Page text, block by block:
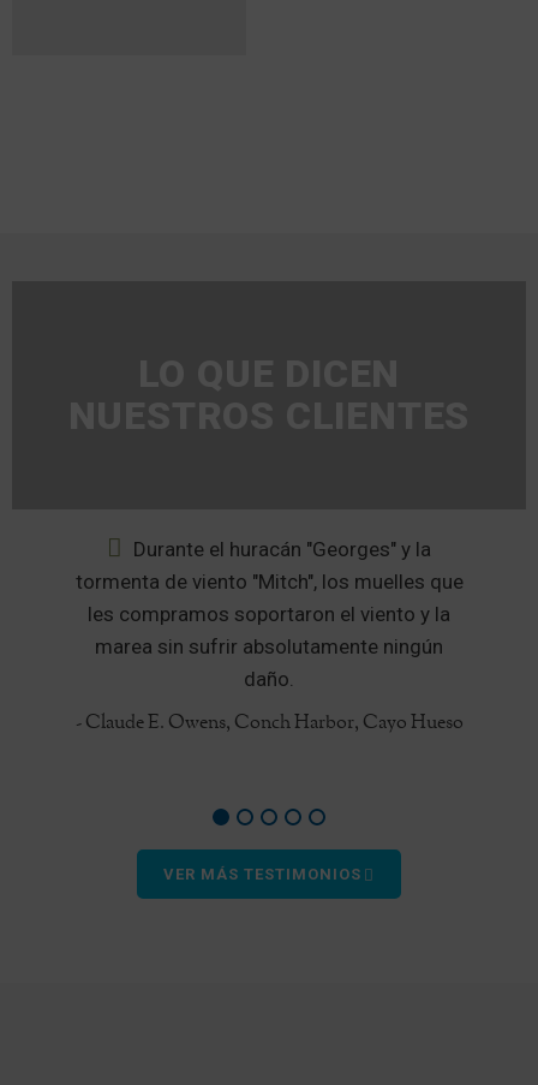
Durante el huracán "Georges" y la
tormenta de viento "Mitch", los muelles que
les compramos soportaron el viento y la
marea sin sufrir absolutamente ningún
daño.
- Claude E. Owens, Conch Harbor, Cayo Hueso
VER MÁS TESTIMONIOS